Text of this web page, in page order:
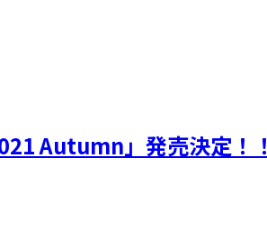
Autumn」発売決定！！